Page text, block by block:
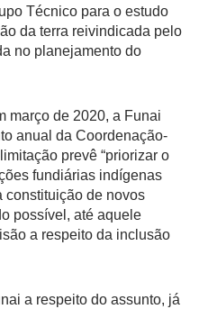
Técnico para o estudo
da terra reivindicada pelo
no planejamento do
março de 2020, a Funai
anual da Coordenação-
prevê “priorizar o
fundiárias indígenas
de novos
possível, até aquele
a respeito da inclusão
a respeito do assunto, já